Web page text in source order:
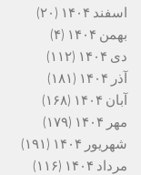
اسفند ۱۴۰۴
(۲۰)
بهمن ۱۴۰۴
(۴)
دی ۱۴۰۴
(۱۱۲)
آذر ۱۴۰۴
(۱۸۱)
آبان ۱۴۰۴
(۱۶۸)
مهر ۱۴۰۴
(۱۷۹)
شهریور ۱۴۰۴
(۱۹۱)
مرداد ۱۴۰۴
(۱۱۶)